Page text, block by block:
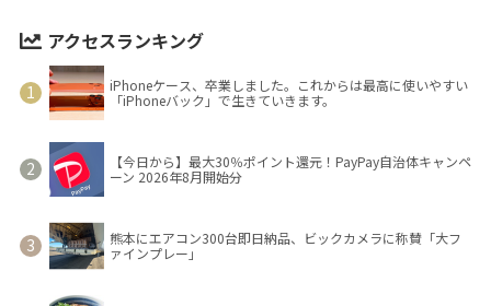
アクセスランキング
iPhoneケース、卒業しました。これからは最高に使いやすい
「iPhoneバック」で生きていきます。
【今日から】最大30％ポイント還元！PayPay自治体キャンペ
ーン 2026年8月開始分
熊本にエアコン300台即日納品、ビックカメラに称賛「大フ
ァインプレー」